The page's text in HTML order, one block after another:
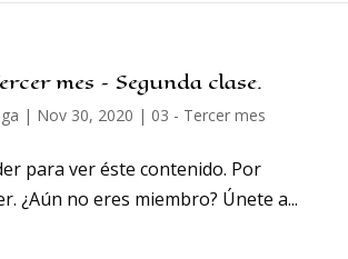
mes – Segunda clase.
| Nov 30, 2020 | 03 - Tercer mes
para ver éste contenido. Por
¿Aún no eres miembro? Únete a...